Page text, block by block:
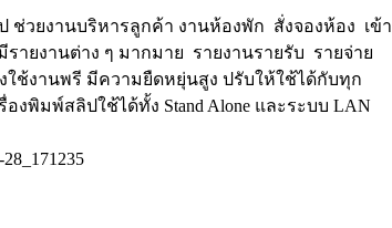
ช่วยงานบริหารลูกค้า งานห้องพัก สั่งจองห้อง เข้า
ายงานต่าง ๆ มากมาย รายงานรายรับ รายจ่าย
ช้งานพรี มีความยืดหยุ่นสูง ปรับให้ใช้ได้กับทุก
งพิมพ์สลิปใช้ได้ทั้ง Stand Alone และระบบ LAN